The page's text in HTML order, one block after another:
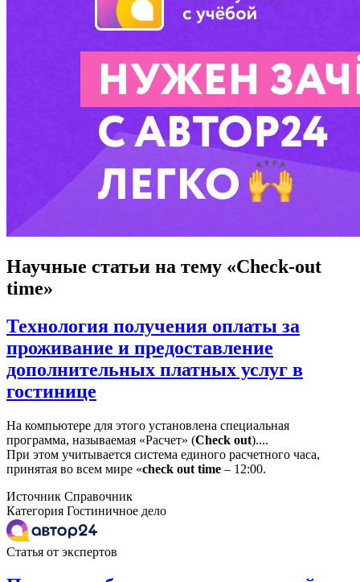
Научные статьи на тему «Check-out
time»
Технология получения оплаты за
проживание и предоставление
дополнительных платных услуг в
гостинице
На компьютере для этого установлена специальная
программа, называемая «Расчет» (Check out)....
При этом учитывается система единого расчетного часа,
принятая во всем мире «check out time – 12:00.
Источник Справочник
Категория Гостиничное дело
Статья от экспертов